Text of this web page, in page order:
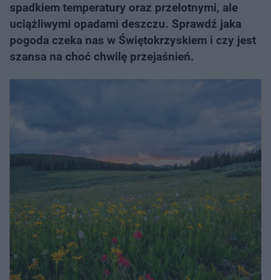
spadkiem temperatury oraz przelotnymi, ale
uciążliwymi opadami deszczu. Sprawdź jaka
pogoda czeka nas w Świętokrzyskiem i czy jest
szansa na choć chwilę przejaśnień.